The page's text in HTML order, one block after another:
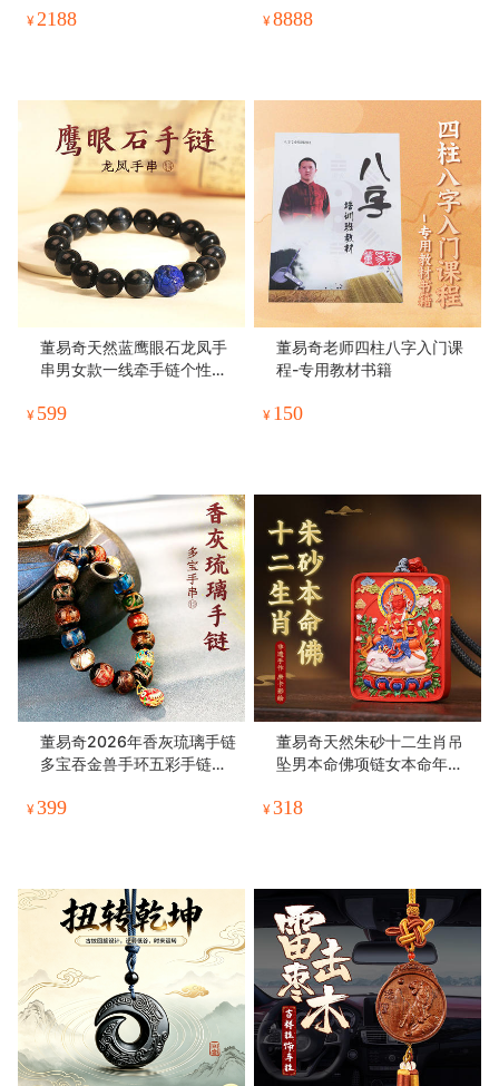
¥ 2188 ¥8888
董易奇天然蓝鹰眼石龙凤手
串男女款一线牵手链个性礼
¥ 599
董易奇老师四柱八字入门课
程-专用教材书籍
¥ 150
董易奇2026年香灰琉璃手链
多宝吞金兽手环五彩手链小
¥399
董易奇天然朱砂十二生肖吊
坠男本命佛项链女本命年手
¥318